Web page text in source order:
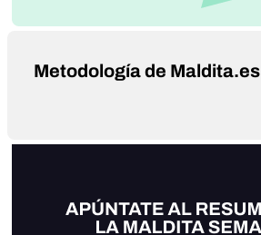
Metodología de Maldita.es